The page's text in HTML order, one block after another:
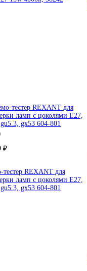
₽
тестер REXANT для
ламп с цоколями Е27,
gx53 604-801